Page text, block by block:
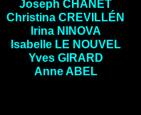
Joseph CHANET
Christina CREVILLÉN
Irina NINOVA
Isabelle LE NOUVEL
Yves GIRARD
AnneABEL